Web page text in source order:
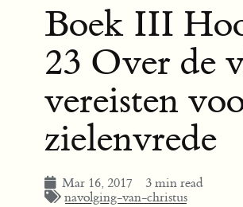
Boek III
23 Over de
vereisten
zielenvrede
Mar 16, 2017
3 min read
navolging-van-christus